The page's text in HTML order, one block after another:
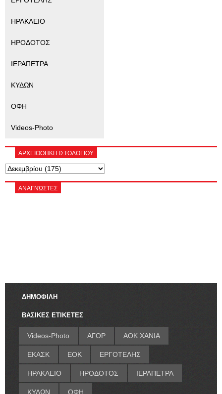
ΗΡΑΚΛΕΙΟ
ΗΡΟΔΟΤΟΣ
ΙΕΡΑΠΕΤΡΑ
ΚΥΔΩΝ
ΟΦΗ
Videos-Photo
ΑΡΧΕΙΟΘΗΚΗ ΙΣΤΟΛΟΓΙΟΥ
ΑΝΑΓΝΏΣΤΕΣ
ΔΗΜΟΦΙΛΗ
ΒΑΣΙΚΕΣ ΕΤΙΚΕΤΕΣ
Videos-Photo ΑΓΟΡ ΑΟΚ ΧΑΝΙΑ
ΕΚΑΣΚ ΕΟΚ ΕΡΓΟΤΕΛΗΣ
ΗΡΑΚΛΕΙΟ ΗΡΟΔΟΤΟΣ ΙΕΡΑΠΕΤΡΑ
ΚΥΔΩΝ ΟΦΗ